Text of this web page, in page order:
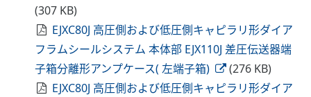
(307 KB)
EJXC80J 高圧側および低圧側キャピラリ形ダイア
フラムシールシステム 本体部 EJX110J 差圧伝送器端
子箱分離形アンプケース( 左端子箱)
(276 KB)
EJXC80J 高圧側および低圧側キャピラリ形ダイア